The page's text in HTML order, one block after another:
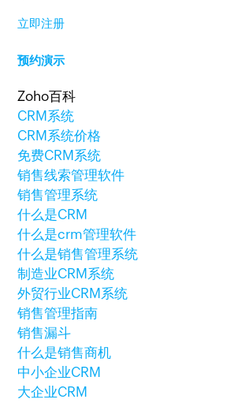
立即注册
预约演示
Zoho百科
CRM系统
CRM系统价格
免费CRM系统
销售线索管理软件
销售管理系统
什么是CRM
什么是crm管理软件
什么是销售管理系统
制造业CRM系统
外贸行业CRM系统
销售管理指南
销售漏斗
什么是销售商机
中小企业CRM
大企业CRM